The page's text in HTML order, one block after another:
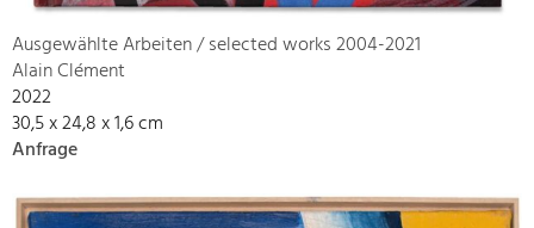
Ausgewählte Arbeiten / selected works 2004-2021
Alain Clément
2022
30,5 x 24,8 x 1,6 cm
Anfrage